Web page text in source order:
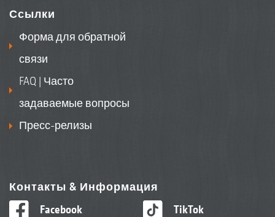
Ссылки
Форма для обратной
связи
FAQ | Часто
задаваемые вопросы
Пресс-релизы
Контакты & Информация
Facebook
TikTok